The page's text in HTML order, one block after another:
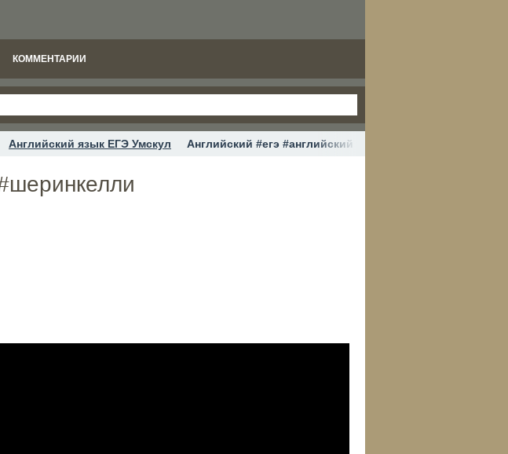
КОММЕНТАРИИ
Английский язык ЕГЭ Умскул Английский #егэ #английский #тренд #шеринкелли